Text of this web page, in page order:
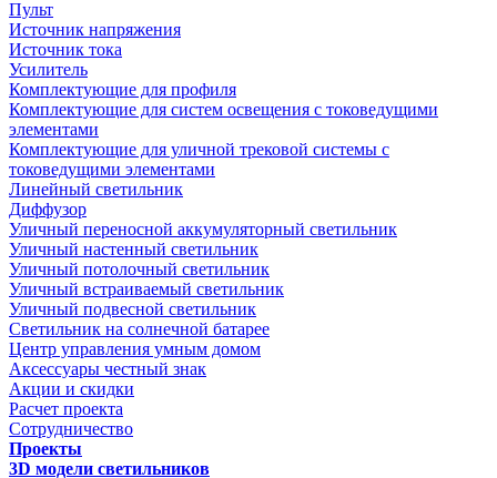
Пульт
Источник напряжения
Источник тока
Усилитель
Комплектующие для профиля
Комплектующие для систем освещения с токоведущими
элементами
Комплектующие для уличной трековой системы с
токоведущими элементами
Линейный светильник
Диффузор
Уличный переносной аккумуляторный светильник
Уличный настенный светильник
Уличный потолочный светильник
Уличный встраиваемый светильник
Уличный подвесной светильник
Светильник на солнечной батарее
Центр управления умным домом
Аксессуары честный знак
Акции и скидки
Расчет проекта
Сотрудничество
Проекты
3D модели светильников